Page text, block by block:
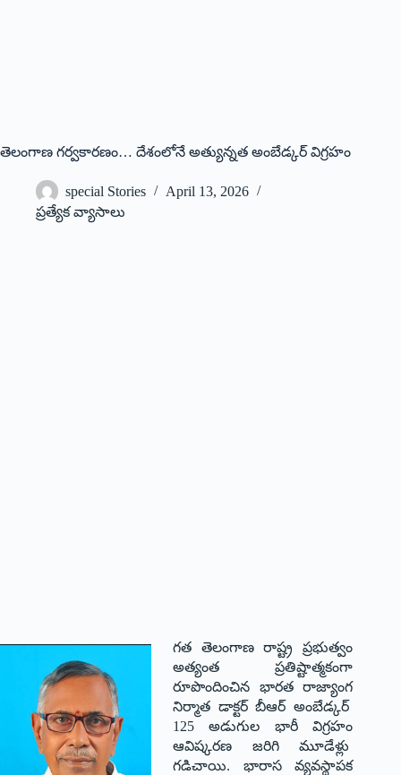
తెలంగాణ గర్వకారణం… దేశంలోనే అత్యున్నత అంబేడ్కర్ విగ్రహం
special Stories
April 13, 2026
ప్రత్యేక వ్యాసాలు
గత తెలంగాణ రాష్ట్ర ప్రభుత్వం
అత్యంత ప్రతిష్టాత్మకంగా
రూపొందించిన భార‌త రాజ్యాంగ
నిర్మాత డాక్ట‌ర్ బీఆర్ అంబేడ్కర్
125 అడుగుల భారీ విగ్రహం
ఆవిష్కరణ జరిగి మూడేళ్లు
గడిచాయి. భారాస వ్యవస్థాపక